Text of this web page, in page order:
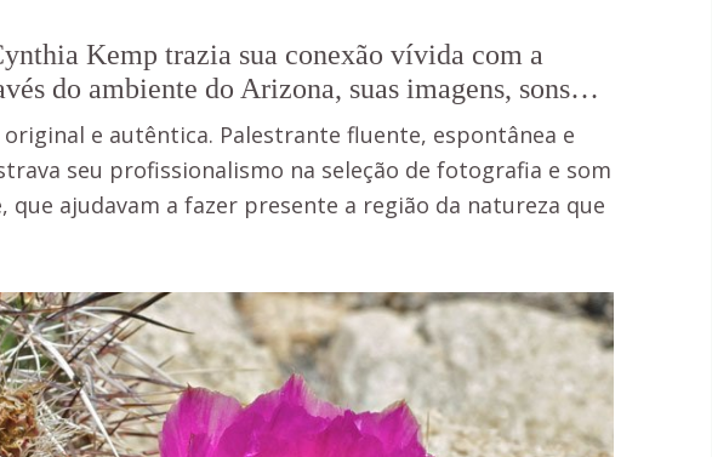
Kemp trazia sua conexão vívida com a
do ambiente do Arizona, suas imagens, sons…
e autêntica. Palestrante fluente, espontânea e
seu profissionalismo na seleção de fotografia e som
que ajudavam a fazer presente a região da natureza que